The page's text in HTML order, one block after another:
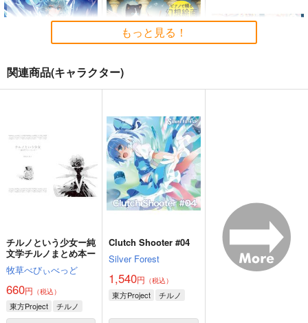
東方Project
770円（税込）
サンプル
豚乙女
1,430円（税込）
橙
サンプル
作品詳細 作品詳細
もっと見る！
関連商品(キャラクター)
チルノという少女ー純
文学チルノまとめ本ー
牧草べびぃべっど
660円 （税込）
東方Project チルノ
Clutch Shooter #04
Silver Forest
1,540円 （税込）
東方Project チルノ